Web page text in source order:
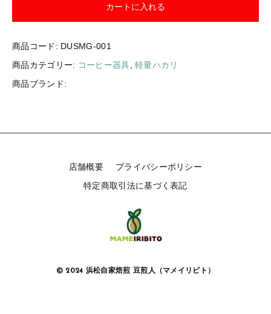
カートに入れる
商品コード: DUSMG-001
商品カテゴリー: コーヒー器具,軽量ハカリ
商品ブランド:
店舗概要
プライバシーポリシー
特定商取引法に基づく表記
© 2024 浜松自家焙煎 豆煎人（マメイリビト）